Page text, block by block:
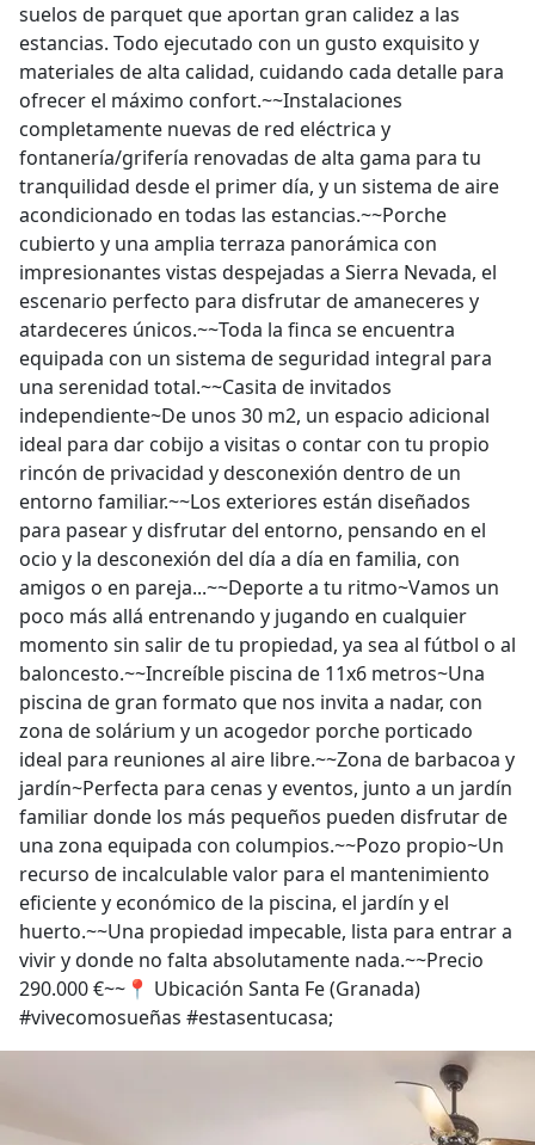
suelos de parquet que aportan gran calidez a las
estancias. Todo ejecutado con un gusto exquisito y
materiales de alta calidad, cuidando cada detalle para
ofrecer el máximo confort.~~Instalaciones
completamente nuevas de red eléctrica y
fontanería/grifería renovadas de alta gama para tu
tranquilidad desde el primer día, y un sistema de aire
acondicionado en todas las estancias.~~Porche
cubierto y una amplia terraza panorámica con
impresionantes vistas despejadas a Sierra Nevada, el
escenario perfecto para disfrutar de amaneceres y
atardeceres únicos.~~Toda la finca se encuentra
equipada con un sistema de seguridad integral para
una serenidad total.~~Casita de invitados
independiente~De unos 30 m2, un espacio adicional
ideal para dar cobijo a visitas o contar con tu propio
rincón de privacidad y desconexión dentro de un
entorno familiar.~~Los exteriores están diseñados
para pasear y disfrutar del entorno, pensando en el
ocio y la desconexión del día a día en familia, con
amigos o en pareja...~~Deporte a tu ritmo~Vamos un
poco más allá entrenando y jugando en cualquier
momento sin salir de tu propiedad, ya sea al fútbol o al
baloncesto.~~Increíble piscina de 11x6 metros~Una
piscina de gran formato que nos invita a nadar, con
zona de solárium y un acogedor porche porticado
ideal para reuniones al aire libre.~~Zona de barbacoa y
jardín~Perfecta para cenas y eventos, junto a un jardín
familiar donde los más pequeños pueden disfrutar de
una zona equipada con columpios.~~Pozo propio~Un
recurso de incalculable valor para el mantenimiento
eficiente y económico de la piscina, el jardín y el
huerto.~~Una propiedad impecable, lista para entrar a
vivir y donde no falta absolutamente nada.~~Precio
290.000 €~~📍 Ubicación Santa Fe (Granada)
#vivecomosueñas #estasentucasa;